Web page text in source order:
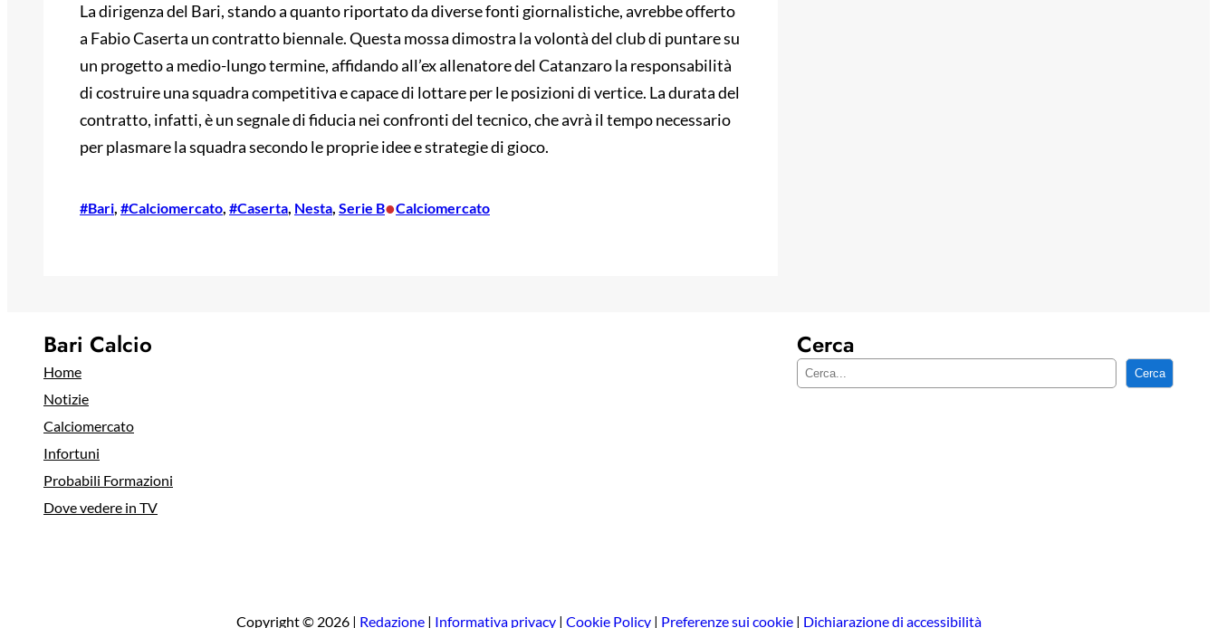
La dirigenza del Bari, stando a quanto riportato da diverse fonti giornalistiche, avrebbe offerto
a Fabio Caserta un contratto biennale. Questa mossa dimostra la volontà del club di puntare su
un progetto a medio-lungo termine, affidando all’ex allenatore del Catanzaro la responsabilità
di costruire una squadra competitiva e capace di lottare per le posizioni di vertice. La durata del
contratto, infatti, è un segnale di fiducia nei confronti del tecnico, che avrà il tempo necessario
per plasmare la squadra secondo le proprie idee e strategie di gioco.
#Bari, #Calciomercato, #Caserta, Nesta, Serie B•Calciomercato
Bari Calcio
Home
Notizie
Calciomercato
Infortuni
Probabili Formazioni
Dove vedere in TV
Cerca
C
Cerca
Copyright © 2026 | Redazione | Informativa privacy| Cookie Policy| Preferenze sui cookie| Dichiarazione di accessibilità